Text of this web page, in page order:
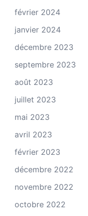
février 2024
janvier 2024
décembre 2023
septembre 2023
août 2023
juillet 2023
mai 2023
avril 2023
février 2023
décembre 2022
novembre 2022
octobre 2022